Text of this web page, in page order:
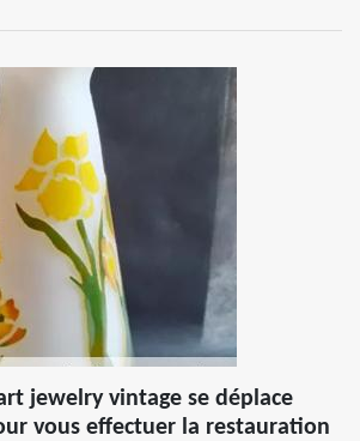
jewelry vintage se déplace
vous effectuer la restauration